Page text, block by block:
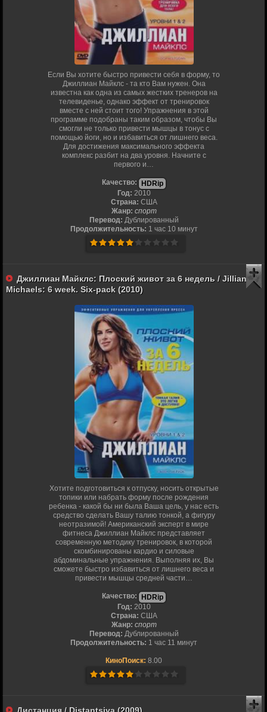
Если Вы хотите быстро привести себя в форму, то
Джиллиан Майклс - та кто Вам нужен. Она
известна как одна из самых жестких тренеров на
телевиденье, однако эффект от тренировок
вместе с ней стоит того! Упражнения в этой
программе подобраны таким образом, чтобы Вы
смогли не только привести мышцы в тонус с
помощью йоги, но и избавиться от лишнего веса.
Для достижения максимального эффекта
комплекс разбит на два уровня. Начните с
первого и…
Качество:
HDRip
Год: 2010
Страна: США
Жанр: спорт
Перевод: Дублированный
Продолжительность: 1 час 10 минут
Джиллиан Майклс: Плоский живот за 6 недель / Jillian
Michaels: 6 week. Six-pack (2010)
Хотите подготовиться к отпуску, носить открытые
топики или набрать форму после рождения
ребенка - какой бы ни была Ваша цель, у нас есть
средство сделать Вашу талию тонкой, а фигуру
неотразимой! Американский эксперт в мире
фитнеса Джиллиан Майклс представляет
современную методику тренировок, в которой
скомбинированы кардио и силовые
абдоминальные упражнения. Выполняя их, Вы
сможете быстро избавиться от лишнего веса и
привести мышцы средней части…
Качество:
HDRip
Год: 2010
Страна: США
Жанр: спорт
Перевод: Дублированный
Продолжительность: 1 час 11 минут
КиноПоиск: 8.00